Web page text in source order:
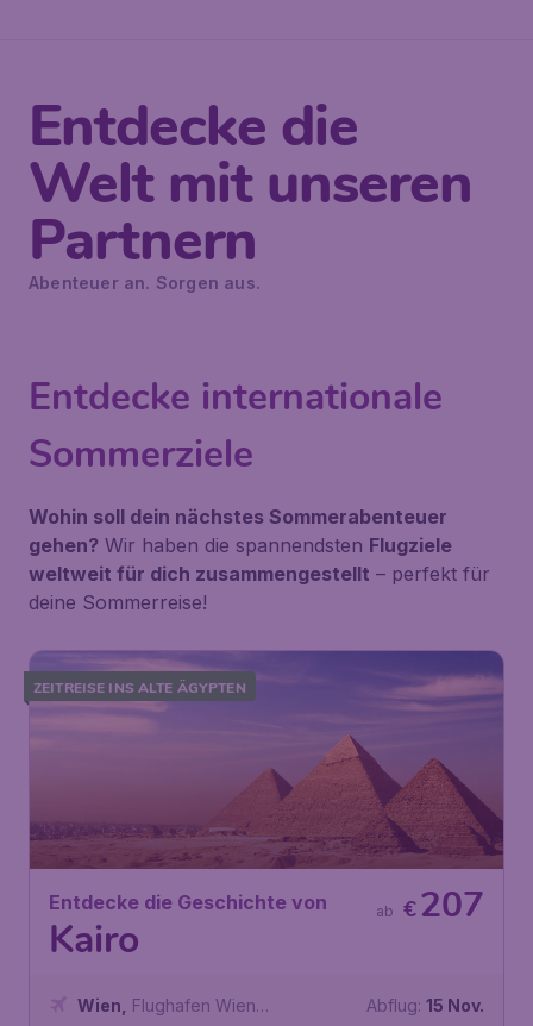
Entdecke die
Welt mit unseren
Partnern
Abenteuer an. Sorgen aus.
Entdecke internationale
Sommerziele
Wohin soll dein nächstes Sommerabenteuer
gehen? Wir haben die spannendsten Flugziele
weltweit für dich zusammengestellt – perfekt für
deine Sommerreise!
ZEITREISE INS ALTE ÄGYPTEN
Entdecke die Geschichte von
Kairo
€207
ab
Wien
Flughafen Wien
Abflug: 15 Nov.